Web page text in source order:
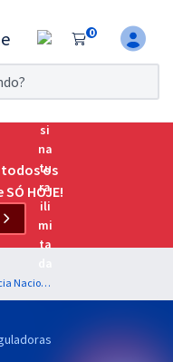
0
da
todos os
HOJE!
Noções de Gestão de Processos para ANS - Agência Nacional de Saúde Suplementar - Técnico Administrativo - Professor: Bruno Eduardo